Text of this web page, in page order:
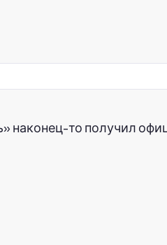
то получил